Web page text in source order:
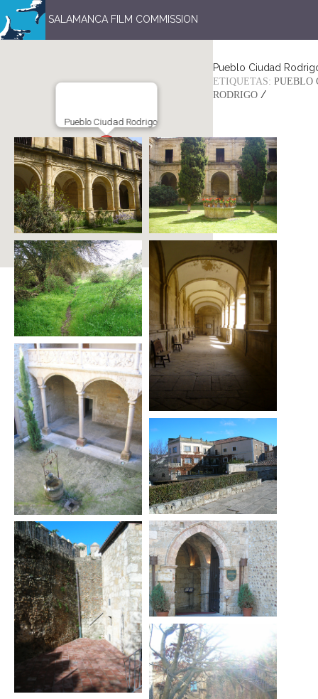
SALAMANCA FILM COMMISSION
Pueblo Ciudad Rodrigo
Pueblo Ciudad
ETIQUETAS: PUEBLO
RODRIGO /